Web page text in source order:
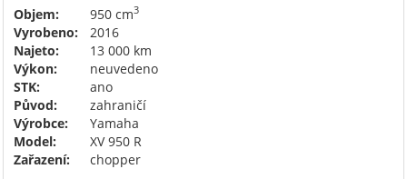
Objem: 950 cm3
Vyrobeno:
2016
Najeto:
13 000 km
Výkon:
neuvedeno
STK:
ano
Původ:
zahraničí
Výrobce:
Yamaha
Model:
XV 950 R
Zařazení:
chopper